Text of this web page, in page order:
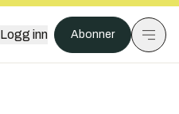
Logg inn Abonner